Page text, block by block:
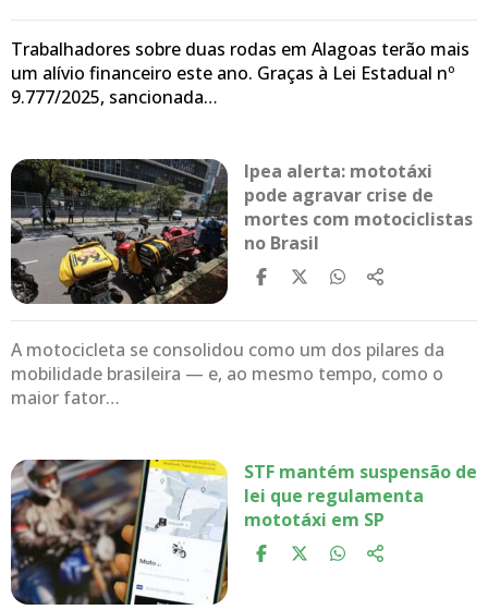
Trabalhadores sobre duas rodas em Alagoas terão mais
um alívio financeiro este ano. Graças à Lei Estadual nº
9.777/2025, sancionada…
Ipea alerta: mototáxi
pode agravar crise de
mortes com motociclistas
no Brasil
A motocicleta se consolidou como um dos pilares da
mobilidade brasileira — e, ao mesmo tempo, como o
maior fator…
STF mantém suspensão de
lei que regulamenta
mototáxi em SP